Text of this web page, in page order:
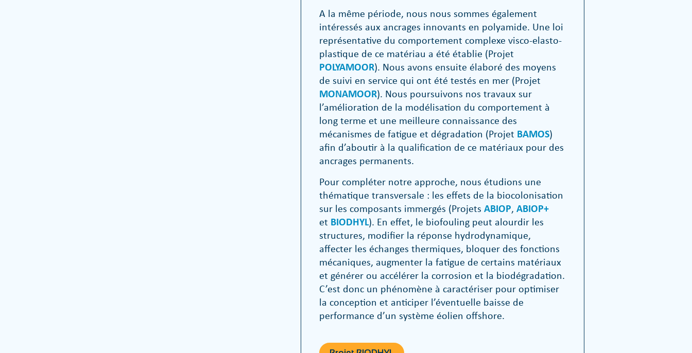
A la même période, nous nous sommes également
intéressés aux ancrages innovants en polyamide. Une loi
représentative du comportement complexe visco-elasto-
plastique de ce matériau a été établie (Projet
POLYAMOOR). Nous avons ensuite élaboré des moyens
de suivi en service qui ont été testés en mer (Projet
MONAMOOR). Nous poursuivons nos travaux sur
l’amélioration de la modélisation du comportement à
long terme et une meilleure connaissance des
mécanismes de fatigue et dégradation (Projet BAMOS)
afin d’aboutir à la qualification de ce matériaux pour des
ancrages permanents.
Pour compléter notre approche, nous étudions une
thématique transversale : les effets de la biocolonisation
sur les composants immergés (Projets ABIOP, ABIOP+
et BIODHYL). En effet, le biofouling peut alourdir les
structures, modifier la réponse hydrodynamique,
affecter les échanges thermiques, bloquer des fonctions
mécaniques, augmenter la fatigue de certains matériaux
et générer ou accélérer la corrosion et la biodégradation.
C’est donc un phénomène à caractériser pour optimiser
la conception et anticiper l’éventuelle baisse de
performance d’un système éolien offshore.